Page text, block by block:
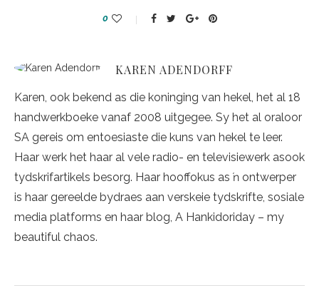
0
KAREN ADENDORFF
Karen, ook bekend as die koninging van hekel, het al 18
handwerkboeke vanaf 2008 uitgegee. Sy het al oraloor
SA gereis om entoesiaste die kuns van hekel te leer.
Haar werk het haar al vele radio- en televisiewerk asook
tydskrifartikels besorg. Haar hooffokus as ŉ ontwerper
is haar gereelde bydraes aan verskeie tydskrifte, sosiale
media platforms en haar blog, A Hankidoriday – my
beautiful chaos.